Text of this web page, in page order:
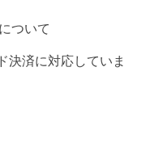
ついて
決済に対応していま